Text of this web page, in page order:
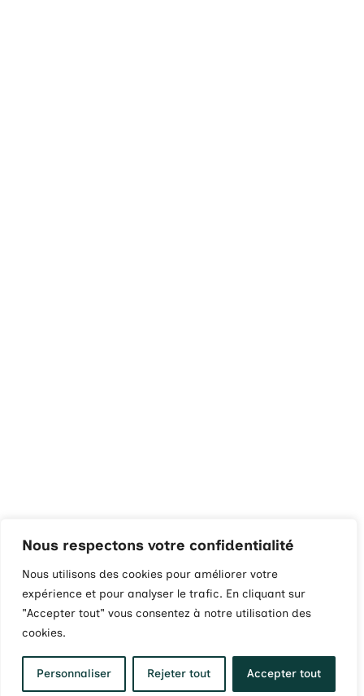
Nous respectons votre confidentialité
Nous utilisons des cookies pour améliorer votre
expérience et pour analyser le trafic. En cliquant sur
"Accepter tout" vous consentez à notre utilisation des
cookies.
Personnaliser Rejeter tout Accepter tout